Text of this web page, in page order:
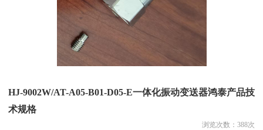
HJ-9002W/AT-A05-B01-D05-E一体化振动变送器鸿泰产品技
术规格
浏览次数： 388次